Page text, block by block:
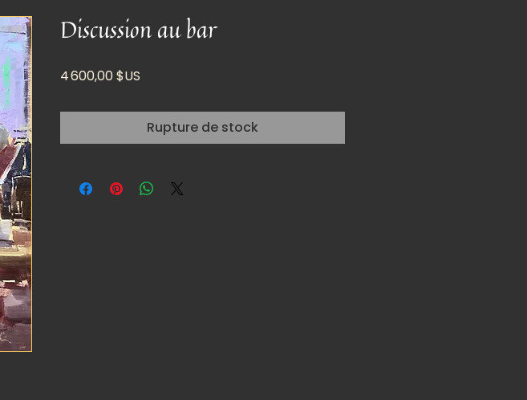
Discussion au bar
4 600,00 $US
Rupture de stock